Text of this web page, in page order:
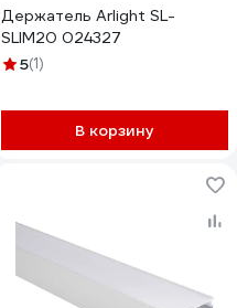
Держатель Arlight SL-
SLIM20 024327
5(1)
В корзину